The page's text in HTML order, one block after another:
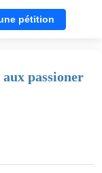
pétition
aux passioner